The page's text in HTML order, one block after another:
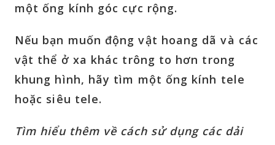
một ống kính góc cực rộng.
Nếu bạn muốn động vật hoang dã và các
vật thể ở xa khác trông to hơn trong
khung hình, hãy tìm một ống kính tele
hoặc siêu tele.
Tìm hiểu thêm về cách sử dụng các dải